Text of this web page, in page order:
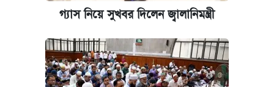
গ্যাস নিয়ে সুখবর দিলেন জ্বালানিমন্ত্রী